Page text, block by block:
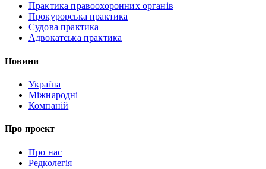
Практика правоохоронних органів
Прокурорська практика
Судова практика
Адвокатська практика
Новини
Україна
Міжнародні
Компаній
Про проект
Про нас
Редколегія